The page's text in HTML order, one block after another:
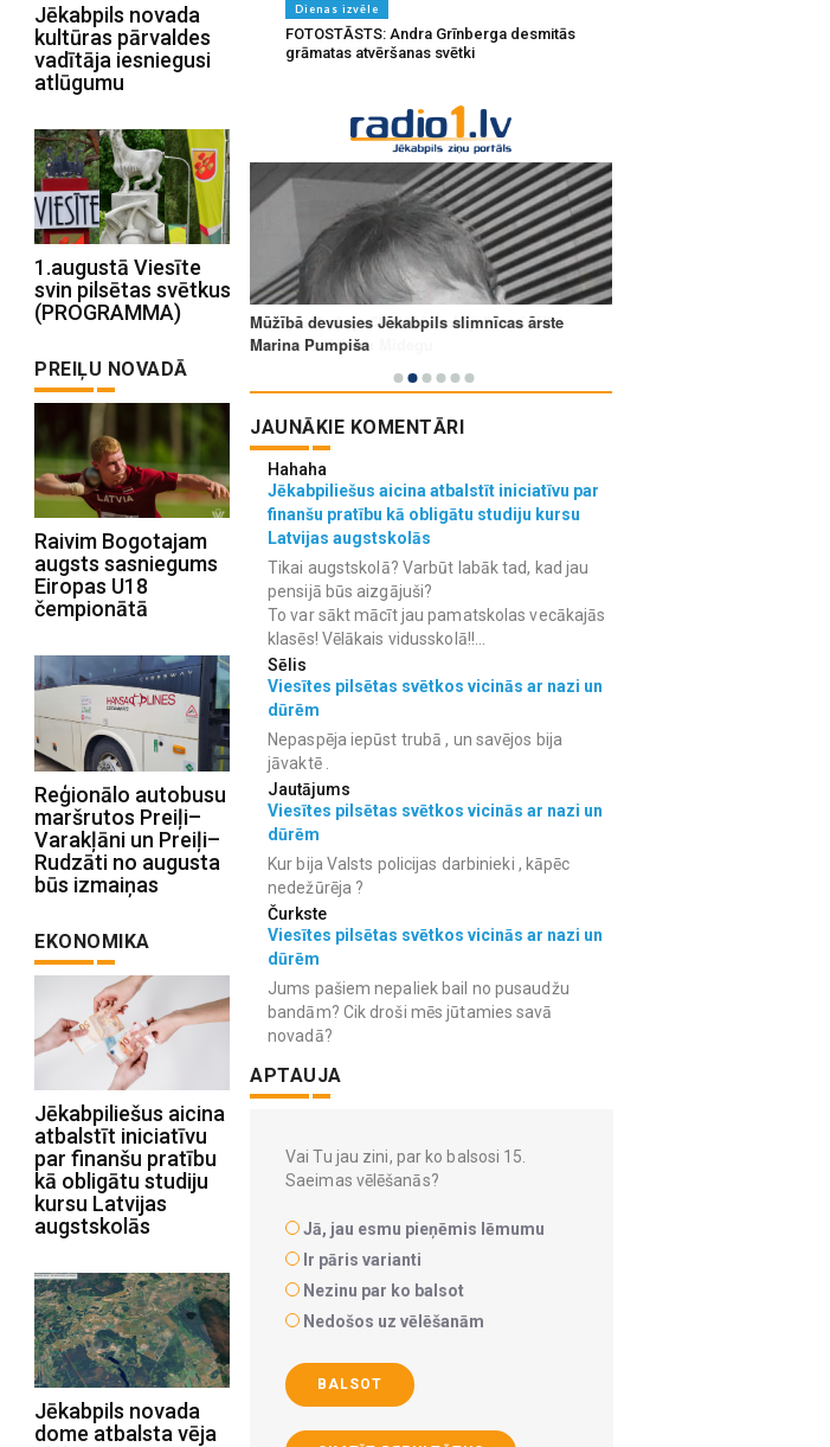
Jēkabpils novada
kultūras pārvaldes
vadītāja iesniegusi
atlūgumu
1.augustā Viesīte
svin pilsētas svētkus
(PROGRAMMA)
PREIĻU NOVADĀ
Raivim Bogotajam
augsts sasniegums
Eiropas U18
čempionātā
Reģionālo autobusu
maršrutos Preiļi–
Varakļāni un Preiļi–
Rudzāti no augusta
būs izmaiņas
EKONOMIKA
Jēkabpiliešus aicina
atbalstīt iniciatīvu
par finanšu pratību
kā obligātu studiju
kursu Latvijas
augstskolās
Jēkabpils novada
dome atbalsta vēja
Dienas izvēle
FOTOSTĀSTS: Andra Grīnberga desmitās
grāmatas atvēršanas svētki
JAUNĀKIE KOMENTĀRI
Hahaha
Jēkabpiliešus aicina atbalstīt iniciatīvu par
finanšu pratību kā obligātu studiju kursu
Latvijas augstskolās
Tikai augstskolā? Varbūt labāk tad, kad jau
pensijā būs aizgājuši?
To var sākt mācīt jau pamatskolas vecākajās
klasēs! Vēlākais vidusskolā!!...
Sēlis
Viesītes pilsētas svētkos vicinās ar nazi un
dūrēm
Nepaspēja iepūst trubā , un savējos bija
jāvaktē .
Jautājums
Viesītes pilsētas svētkos vicinās ar nazi un
dūrēm
Kur bija Valsts policijas darbinieki , kāpēc
nedežūrēja ?
Čurkste
Viesītes pilsētas svētkos vicinās ar nazi un
dūrēm
Jums pašiem nepaliek bail no pusaudžu
bandām? Cik droši mēs jūtamies savā
novadā?
APTAUJA
Vai Tu jau zini, par ko balsosi 15.
Saeimas vēlēšanās?
Jā, jau esmu pieņēmis lēmumu
Ir pāris varianti
Nezinu par ko balsot
Nedošos uz vēlēšanām
BALSOT